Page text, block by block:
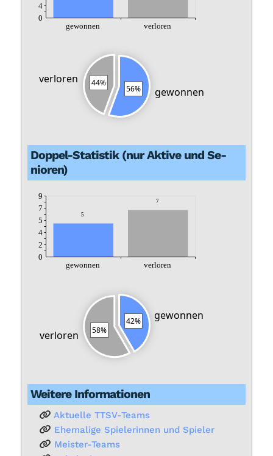
4
0
ge­won­nen
ver­lo­ren
ge­won­nen
ver­lo­ren
56%
44%
Dop­pel-Sta­tis­tik (nur Ak­ti­ve und Se­
nio­ren)
2
4
5
7
9
0
ge­won­nen
ver­lo­ren
5
7
ge­won­nen
ver­lo­ren
42%
58%
Wei­te­re In­for­ma­tio­nen
Ak­tu­el­le TTSV-Teams
Ehe­ma­li­ge Spie­le­rin­nen und Spie­ler
Meis­ter-Teams